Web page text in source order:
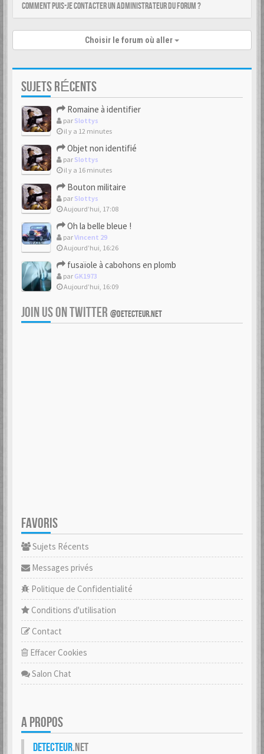
Comment puis-je contacter un administrateur du forum ?
Choisir le forum où aller
SUJETS RÉCENTS
Romaine à identifier
par Slottys
il y a 12 minutes
Objet non identifié
par Slottys
il y a 16 minutes
Bouton militaire
par Slottys
Aujourd’hui, 17:08
Oh la belle bleue !
parVincent 29
Aujourd’hui, 16:26
fusaïole à cabohons en plomb
par GK1973
Aujourd’hui, 16:09
JOIN US ON TWITTER @DETECTEUR.NET
FAVORIS
Sujets Récents
Messages privés
Politique de Confidentialité
Conditions d'utilisation
Contact
Effacer Cookies
Salon Chat
A PROPOS
Detecteur.net